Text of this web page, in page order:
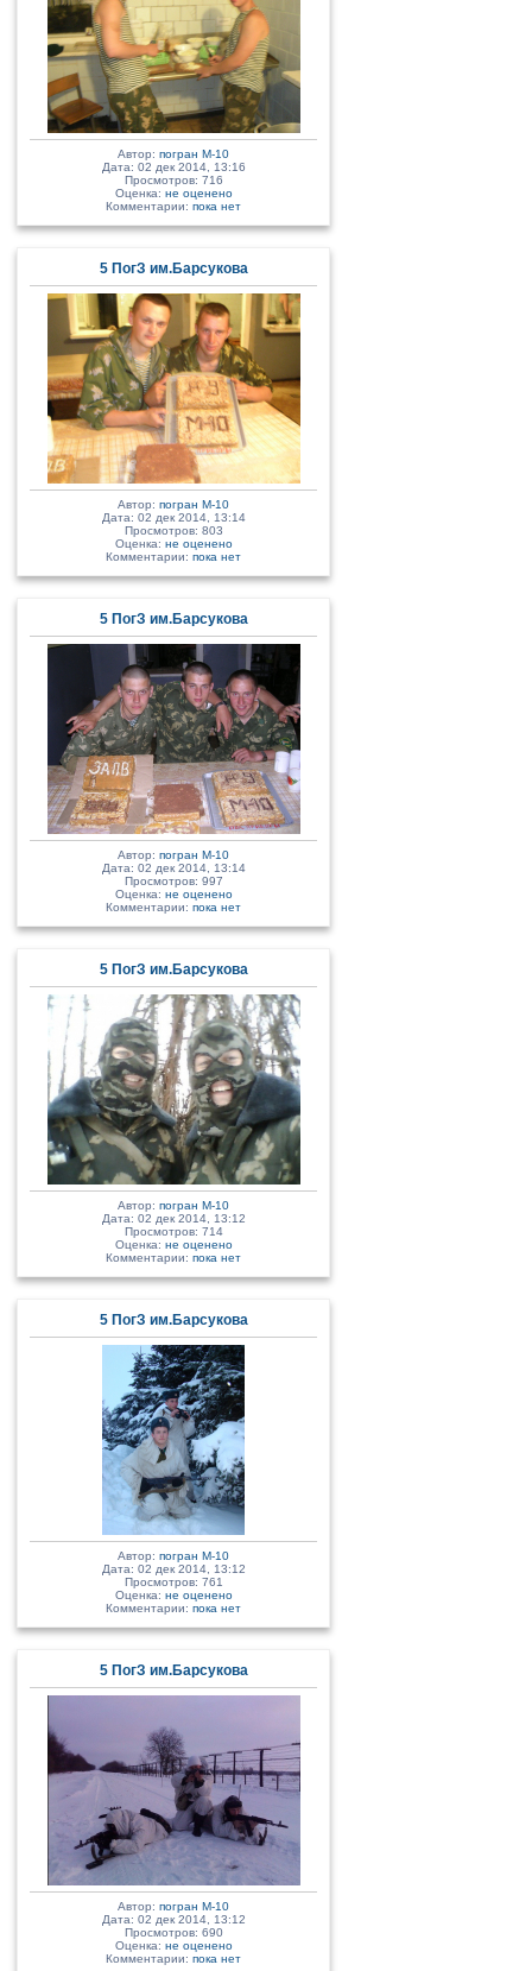
Автор: погран М-10
Дата: 02 дек 2014, 13:16
Просмотров: 716
Оценка: не оценено
Комментарии: пока нет
5 ПогЗ им.Барсукова
Автор: погран М-10
Дата: 02 дек 2014, 13:14
Просмотров: 803
Оценка: не оценено
Комментарии: пока нет
5 ПогЗ им.Барсукова
Автор: погран М-10
Дата: 02 дек 2014, 13:14
Просмотров: 997
Оценка: не оценено
Комментарии: пока нет
5 ПогЗ им.Барсукова
Автор: погран М-10
Дата: 02 дек 2014, 13:12
Просмотров: 714
Оценка: не оценено
Комментарии: пока нет
5 ПогЗ им.Барсукова
Автор: погран М-10
Дата: 02 дек 2014, 13:12
Просмотров: 761
Оценка: не оценено
Комментарии: пока нет
5 ПогЗ им.Барсукова
Автор: погран М-10
Дата: 02 дек 2014, 13:12
Просмотров: 690
Оценка: не оценено
Комментарии: пока нет